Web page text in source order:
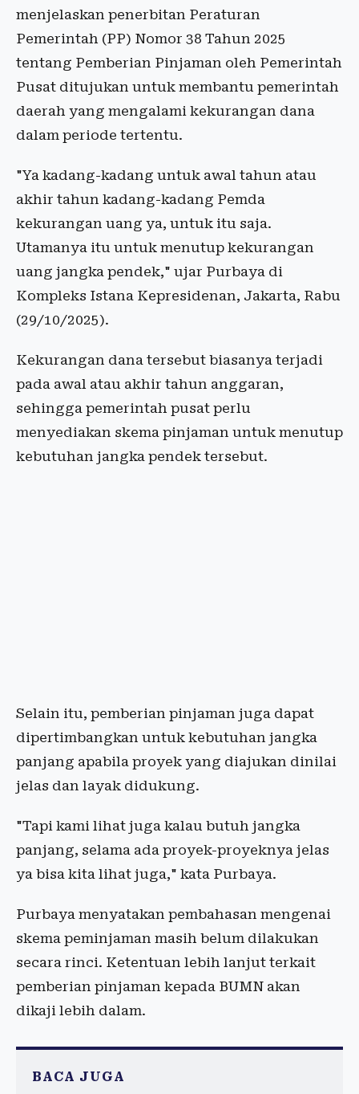
menjelaskan penerbitan Peraturan
Pemerintah (PP) Nomor 38 Tahun 2025
tentang Pemberian Pinjaman oleh Pemerintah
Pusat ditujukan untuk membantu pemerintah
daerah yang mengalami kekurangan dana
dalam periode tertentu.
"Ya kadang-kadang untuk awal tahun atau
akhir tahun kadang-kadang Pemda
kekurangan uang ya, untuk itu saja.
Utamanya itu untuk menutup kekurangan
uang jangka pendek," ujar Purbaya di
Kompleks Istana Kepresidenan, Jakarta, Rabu
(29/10/2025).
Kekurangan dana tersebut biasanya terjadi
pada awal atau akhir tahun anggaran,
sehingga pemerintah pusat perlu
menyediakan skema pinjaman untuk menutup
kebutuhan jangka pendek tersebut.
Selain itu, pemberian pinjaman juga dapat
dipertimbangkan untuk kebutuhan jangka
panjang apabila proyek yang diajukan dinilai
jelas dan layak didukung.
"Tapi kami lihat juga kalau butuh jangka
panjang, selama ada proyek-proyeknya jelas
ya bisa kita lihat juga," kata Purbaya.
Purbaya menyatakan pembahasan mengenai
skema peminjaman masih belum dilakukan
secara rinci. Ketentuan lebih lanjut terkait
pemberian pinjaman kepada BUMN akan
dikaji lebih dalam.
BACA JUGA